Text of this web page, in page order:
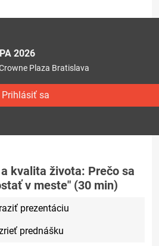
2026
Plaza Bratislava
Prihlásiť sa
a kvalita života: Prečo sa
v meste" (30 min)
prezentáciu
prednášku